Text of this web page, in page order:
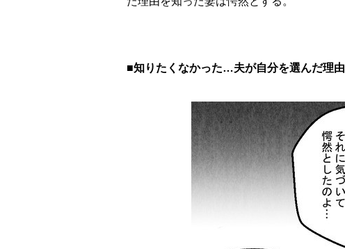
■知りたくなかった…夫が自分を選んだ理由